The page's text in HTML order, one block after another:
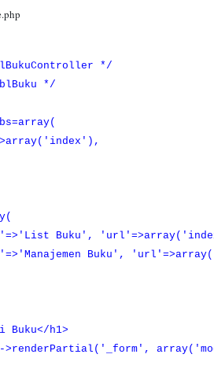
*/
*/
Buku',
Buku',
Buku</h1>
>renderPartial('_form',